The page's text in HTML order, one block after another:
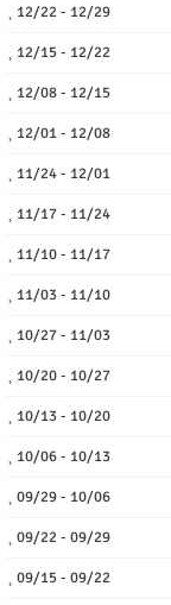
12/22 - 12/29
12/15 - 12/22
12/08 - 12/15
12/01 - 12/08
11/24 - 12/01
11/17 - 11/24
11/10 - 11/17
11/03 - 11/10
10/27 - 11/03
10/20 - 10/27
10/13 - 10/20
10/06 - 10/13
09/29 - 10/06
09/22 - 09/29
09/15 - 09/22